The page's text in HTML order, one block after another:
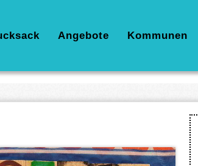
Angebote Kommunen